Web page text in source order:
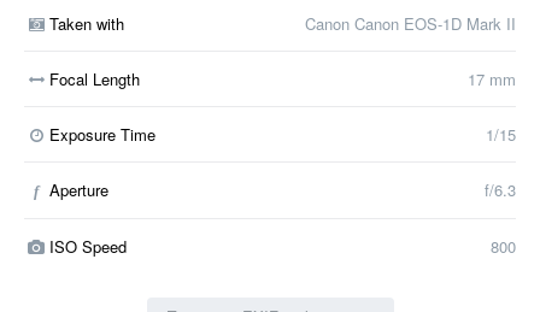
Taken with Canon Canon EOS-1D Mark II
Focal Length 17 mm
Exposure Time 1/15
f Aperture f/6.3
ISO Speed 800